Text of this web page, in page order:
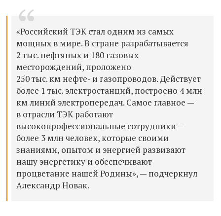
«Российский ТЭК стал одним из самых
мощных в мире. В стране разрабатывается
2 тыс. нефтяных и 180 газовых
месторождений, проложено
250 тыс. км нефте- и газопроводов. Действует
более 1 тыс. электростанций, построено 4 млн
км линий электропередач. Самое главное —
в отрасли ТЭК работают
высокопрофессиональные сотрудники —
более 3 млн человек, которые своими
знаниями, опытом и энергией развивают
нашу энергетику и обеспечивают
процветание нашей Родины», — подчеркнул
Александр Новак.